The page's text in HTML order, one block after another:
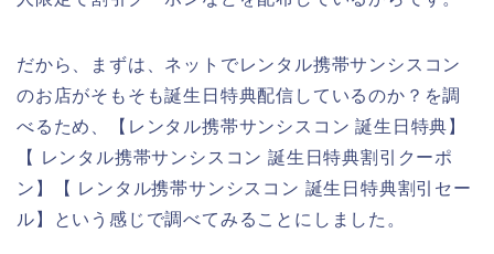
だから、まずは、ネットでレンタル携帯サンシスコン
のお店がそもそも誕生日特典配信しているのか？を調
べるため、【レンタル携帯サンシスコン 誕生日特典】
【 レンタル携帯サンシスコン 誕生日特典割引クーポ
ン】【 レンタル携帯サンシスコン 誕生日特典割引セー
ル】という感じで調べてみることにしました。